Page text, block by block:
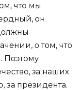
что мы
он
о том, что
Поэтому
за наших
за президента.